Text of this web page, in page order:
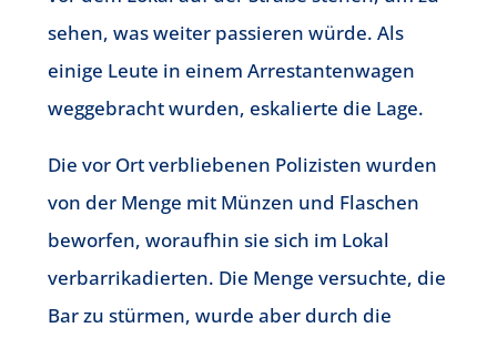
sehen, was weiter passieren würde. Als
einige Leute in einem Arrestantenwagen
weggebracht wurden, eskalierte die Lage.
Die vor Ort verbliebenen Polizisten wurden
von der Menge mit Münzen und Flaschen
beworfen, woraufhin sie sich im Lokal
verbarrikadierten. Die Menge versuchte, die
Bar zu stürmen, wurde aber durch die